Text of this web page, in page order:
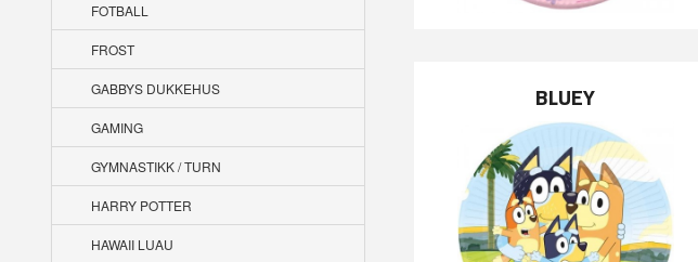
FOTBALL
FROST
GABBYS DUKKEHUS
GAMING
GYMNASTIKK / TURN
HARRY POTTER
HAWAII LUAU
BLUEY